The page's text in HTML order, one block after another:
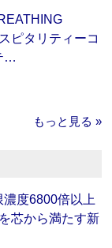
ピタリティーコ
…
もっと見る »
濃度6800倍以上
芯から満たす新